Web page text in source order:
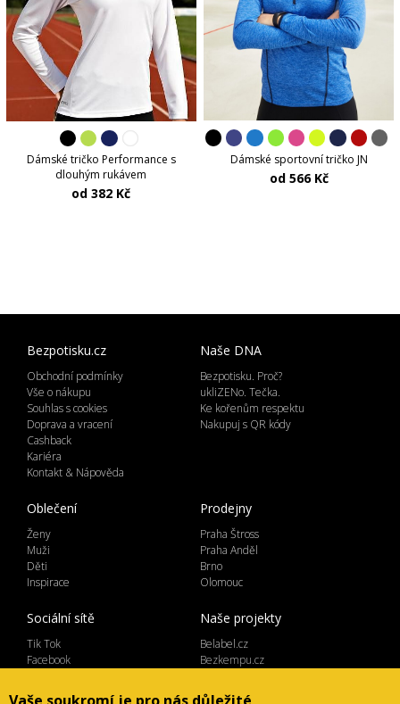
Dámské tričko Performance s
dlouhým rukávem
od 382 Kč
Dámské sportovní tričko JN
od 566 Kč
Bezpotisku.cz
Obchodní podmínky
Vše o nákupu
Souhlas s cookies
Doprava a vracení
Cashback
Kariéra
Kontakt & Nápověda
Naše DNA
Bezpotisku. Proč?
ukliZENo. Tečka.
Ke kořenům respektu
Nakupuj s QR kódy
Oblečení
Ženy
Muži
Děti
Inspirace
Prodejny
Praha Štross
Praha Anděl
Brno
Olomouc
Sociální sítě
Tik Tok
Facebook
Naše projekty
Belabel.cz
Bezkempu.cz